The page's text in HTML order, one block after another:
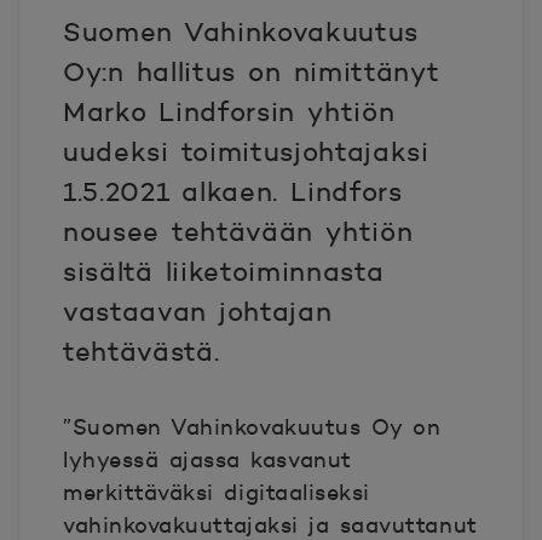
Suomen Vahinkovakuutus
Oy:n hallitus on nimittänyt
Marko Lindforsin yhtiön
uudeksi toimitusjohtajaksi
1.5.2021 alkaen. Lindfors
nousee tehtävään yhtiön
sisältä liiketoiminnasta
vastaavan johtajan
tehtävästä.
”Suomen Vahinkovakuutus Oy on
lyhyessä ajassa kasvanut
merkittäväksi digitaaliseksi
vahinkovakuuttajaksi ja saavuttanut